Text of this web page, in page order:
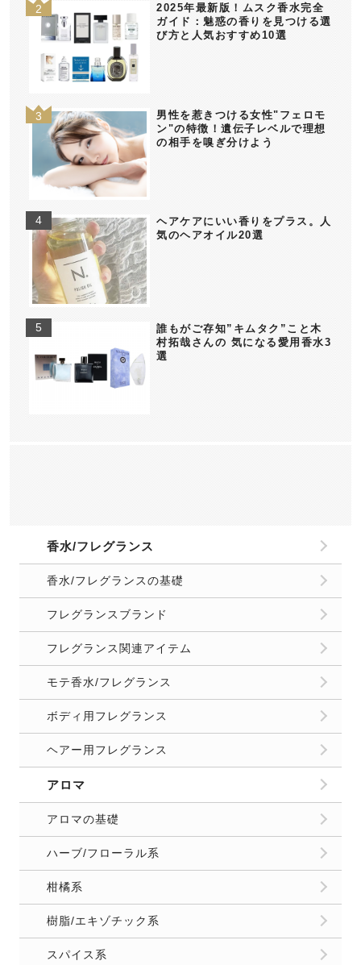
2025年最新版！ムスク香水完全
ガイド：魅惑の香りを見つける選
び方と人気おすすめ10選
男性を惹きつける女性"フェロモ
ン"の特徴！遺伝子レベルで理想
の相手を嗅ぎ分けよう
ヘアケアにいい香りをプラス。人
気のヘアオイル20選
誰もがご存知”キムタク”こと木
村拓哉さんの 気になる愛用香水3
選
香水/フレグランス
香水/フレグランスの基礎
フレグランスブランド
フレグランス関連アイテム
モテ香水/フレグランス
ボディ用フレグランス
ヘアー用フレグランス
アロマ
アロマの基礎
ハーブ/フローラル系
柑橘系
樹脂/エキゾチック系
スパイス系